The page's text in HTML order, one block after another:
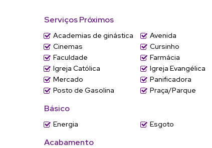
Serviços Próximos
Academias de ginástica Avenida
Cinemas
Cursinho
Faculdade
Farmácia
Igreja Católica
Igreja Evangélica
Mercado
Panificadora
Posto de Gasolina
Praça/Parque
Básico
Energia Esgoto
Acabamento